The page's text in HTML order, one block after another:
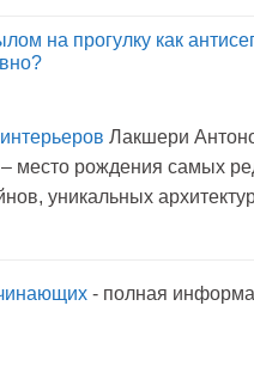
на прогулку как
Лакшери
место рождения самых
уникальных
- полная